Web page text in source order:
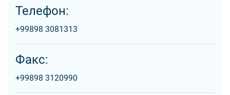
Телефон:
+99898 3081313
Факс:
+99898 3120990